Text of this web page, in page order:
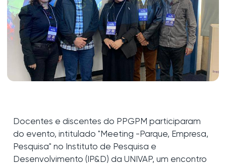
Docentes e discentes do PPGPM participaram
do evento, intitulado "Meeting -Parque, Empresa,
Pesquisa" no Instituto de Pesquisa e
Desenvolvimento (IP&D) da UNIVAP, um encontro